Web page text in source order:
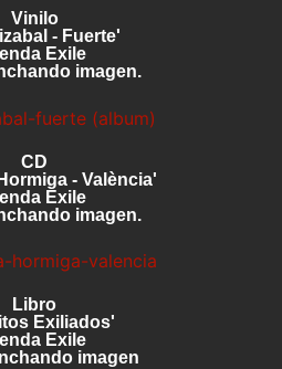
Vinilo
- Fuerte'
Exile
imagen.
CD
- València'
Exile
imagen.
Libro
Exiliados'
Exile
imagen